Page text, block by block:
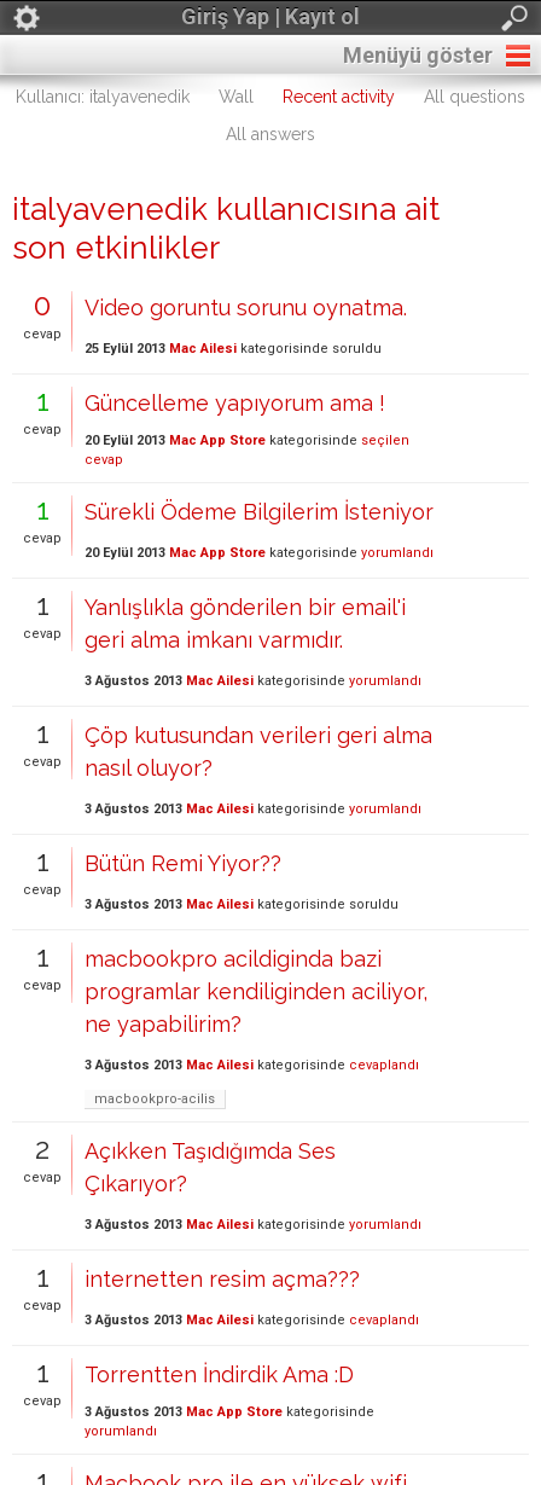
Giriş Yap | Kayıt ol
Menüyü göster
Kullanıcı: italyavenedik Wall Recent activity
All questions
All answers
italyavenedik kullanıcısına ait
son etkinlikler
0
cevap
Video goruntu sorunu oynatma.
25 Eylül 2013 Mac Ailesi kategorisinde soruldu
1
cevap
Güncelleme yapıyorum ama !
20 Eylül 2013 Mac App Store kategorisinde seçilen
cevap
1
cevap
Sürekli Ödeme Bilgilerim İsteniyor
20 Eylül 2013 Mac App Store kategorisinde yorumlandı
1
cevap
Yanlışlıkla gönderilen bir email'i
geri alma imkanı varmıdır.
3 Ağustos 2013 Mac Ailesi kategorisinde yorumlandı
1
cevap
Çöp kutusundan verileri geri alma
nasıl oluyor?
3 Ağustos 2013 Mac Ailesi kategorisinde yorumlandı
1
cevap
Bütün Remi Yiyor??
3 Ağustos 2013 Mac Ailesi kategorisinde soruldu
1
cevap
macbookpro acildiginda bazi
programlar kendiliginden aciliyor,
ne yapabilirim?
3 Ağustos 2013 Mac Ailesi kategorisinde cevaplandı
macbookpro-acilis
2
cevap
Açıkken Taşıdığımda Ses
Çıkarıyor?
3 Ağustos 2013 Mac Ailesi kategorisinde yorumlandı
1
cevap
internetten resim açma???
3 Ağustos 2013 Mac Ailesi kategorisinde cevaplandı
1
cevap
Torrentten İndirdik Ama :D
3 Ağustos 2013 Mac App Store kategorisinde
yorumlandı